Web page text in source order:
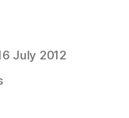
July 2012
on